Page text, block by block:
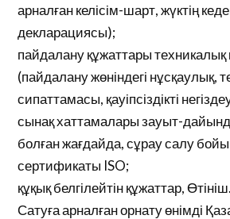
арналған келісім-шарт, жүктің
декларациясы);
пайдалану құжаттары
(пайдалану жөніндегі нұсқаулық,
сипаттамасы, қауіпсіздікті
сынақ хаттамалары зауыт-
болған жағдайда, сұрау салу
сертификаты ISO;
құқық белгілейтін құжаттар, Өтініш.
Сатуға арналған орнату өнімді